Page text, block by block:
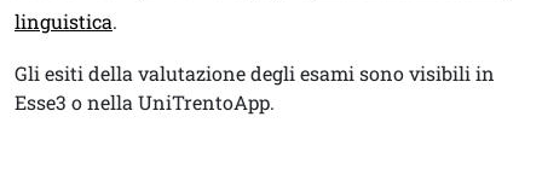
linguistica.
Gli esiti della valutazione degli esami sono visibili in
Esse3 o nella UniTrentoApp.